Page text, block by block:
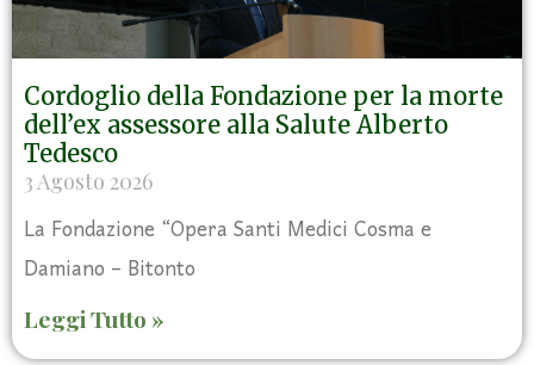
Cordoglio della Fondazione per la morte
dell’ex assessore alla Salute Alberto
Tedesco
3 Agosto 2026
La Fondazione “Opera Santi Medici Cosma e
Damiano – Bitonto
Leggi Tutto »